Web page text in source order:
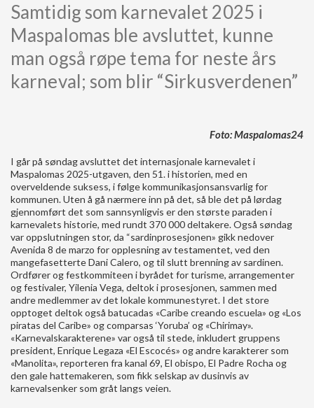
Samtidig som karnevalet 2025 i
Maspalomas ble avsluttet, kunne
man også røpe tema for neste års
karneval; som blir “Sirkusverdenen”
Foto: Maspalomas24
I går på søndag avsluttet det internasjonale karnevalet i
Maspalomas 2025-utgaven, den 51. i historien, med en
overveldende suksess, i følge kommunikasjonsansvarlig for
kommunen. Uten å gå nærmere inn på det, så ble det på lørdag
gjennomført det som sannsynligvis er den største paraden i
karnevalets historie, med rundt 370 000 deltakere. Også søndag
var oppslutningen stor, da “sardinprosesjonen» gikk nedover
Avenida 8 de marzo for opplesning av testamentet, ved den
mangefasetterte Dani Calero, og til slutt brenning av sardinen.
Ordfører og festkommiteen i byrådet for turisme, arrangementer
og festivaler, Yilenia Vega, deltok i prosesjonen, sammen med
andre medlemmer av det lokale kommunestyret. I det store
opptoget deltok også batucadas «Caribe creando escuela» og «Los
piratas del Caribe» og comparsas ‘Yoruba’ og «Chirimay».
«Karnevalskarakterene» var også til stede, inkludert gruppens
president, Enrique Legaza «El Escocés» og andre karakterer som
«Manolita», reporteren fra kanal 69, El obispo, El Padre Rocha og
den gale hattemakeren, som fikk selskap av dusinvis av
karnevalsenker som gråt langs veien.